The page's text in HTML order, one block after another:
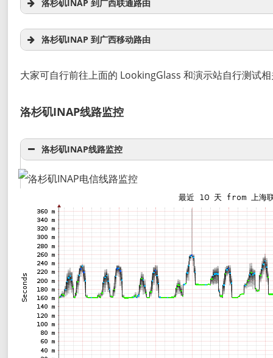
洛杉矶INAP 到广西联通路由
洛杉矶INAP 到广西移动路由
大家可自行前往上面的 LookingGlass 和演示站自行测试
洛杉矶INAP线路监控
洛杉矶INAP线路监控